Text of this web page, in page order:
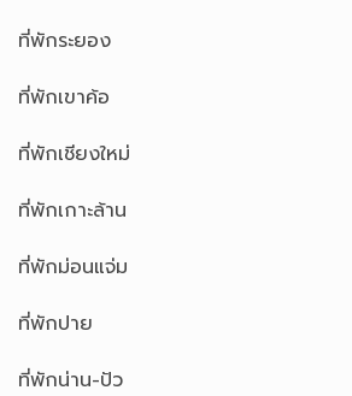
ที่พักระยอง
ที่พักเขาค้อ
ที่พักเชียงใหม่
ที่พักเกาะล้าน
ที่พักม่อนแจ่ม
ที่พักปาย
ที่พักน่าน-ปัว